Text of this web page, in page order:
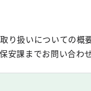
り扱いについての概要
安課までお問い合わ